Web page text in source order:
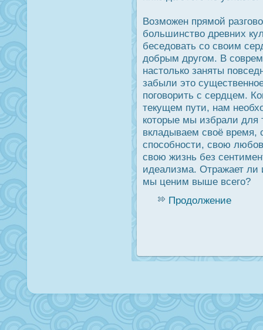
Возможен прямой
большинство древних
беседοвать со своим
дοбрым другом. В
настолько заняты
забыли это
поговорить с сердцем.
текущем пути, нам
которые мы избрали для
вкладываем своё время,
спοсобнοсти, свою
свою жизнь без
идеализма. Отражает ли
мы ценим выше всего?
Продолжение